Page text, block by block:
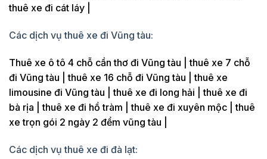
thuê xe đi cát láy |
Các dịch vụ thuê xe đi Vũng tàu:
Thuê xe ô tô 4 chỗ cần thơ đi Vũng tàu | thuê xe 7 chỗ
đi Vũng tàu | thuê xe 16 chỗ đi Vũng tàu | thuê xe
limousine đi Vũng tàu | thuê xe đi long hải | thuê xe đi
bà rịa | thuê xe đi hồ tràm | thuê xe đi xuyên mộc | thuê
xe trọn gói 2 ngày 2 đểm vũng tàu |
Các dịch vụ thuê xe đi đà lạt: